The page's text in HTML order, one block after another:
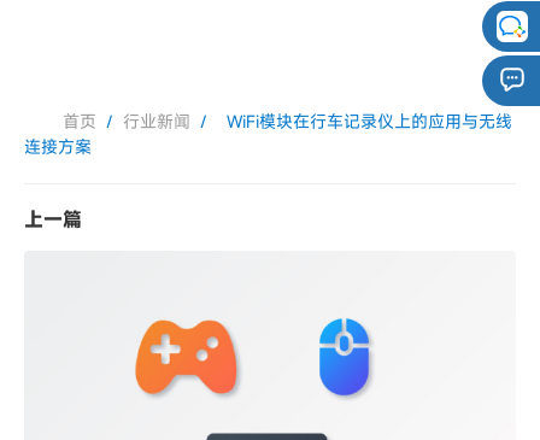
首页 / 行业新闻 /
WiFi模块在行车记录仪上的应用与无线
连接方案
上一篇